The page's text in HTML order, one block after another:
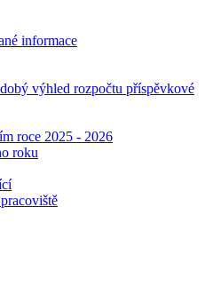
informace
výhled rozpočtu příspěvkové
roce 2025 - 2026
roku